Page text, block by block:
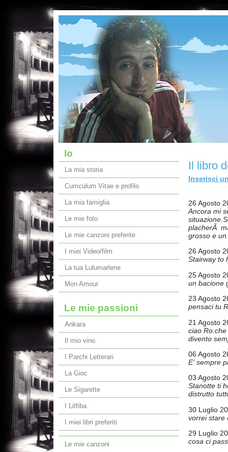
Il libro
Inserisci
26 Agosto
Ancora mi
placherÃ
grosso e
26 Agosto
Stairway to
25 Agosto
un bacione
23 Agosto
pensaci tu
21 Agosto
ciao
divento
06 Agosto
E' sempre
03 Agosto
Stanotte ti
distrutto
30 Luglio
vorrei stare
29 Luglio
cosa ci
Io
La mia storia
Curriculum Vitae e profilo
La mia famiglia
Le mie foto
Le mie canzoni preferite
I miei Video/film
La tua Lulumarlene
Mon Amour
Le mie passioni
Ankara
Il mio vino
I Parchi Letterari
La Gioc
Le Sigarette
I Litfiba
I miei libri preferiti
Le mie canzoni